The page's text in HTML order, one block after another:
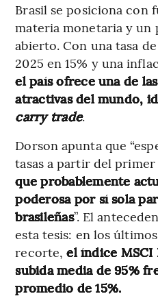
Brasil se posiciona con
materia monetaria y un
abierto. Con una tasa
2025 en 15% y una
el país ofrece una de
atractivas del mundo,
carry trade.
Dorson apunta que
tasas a partir del
que probablemente
poderosa por sí sola
brasileñas”. El
esta tesis: en los
recorte,el índice MSCI
subida media de 95%
promedio de 15%.